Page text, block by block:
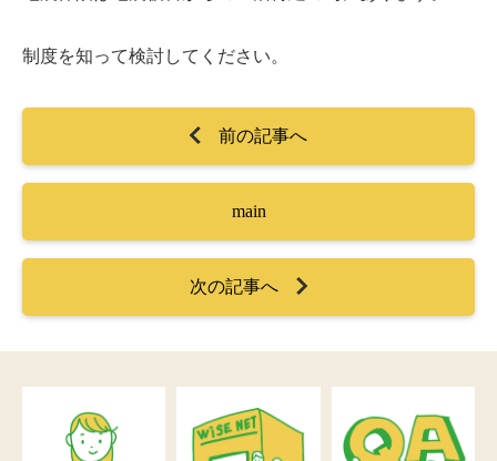
制度を知って検討してください。
前の記事へ
main
次の記事へ